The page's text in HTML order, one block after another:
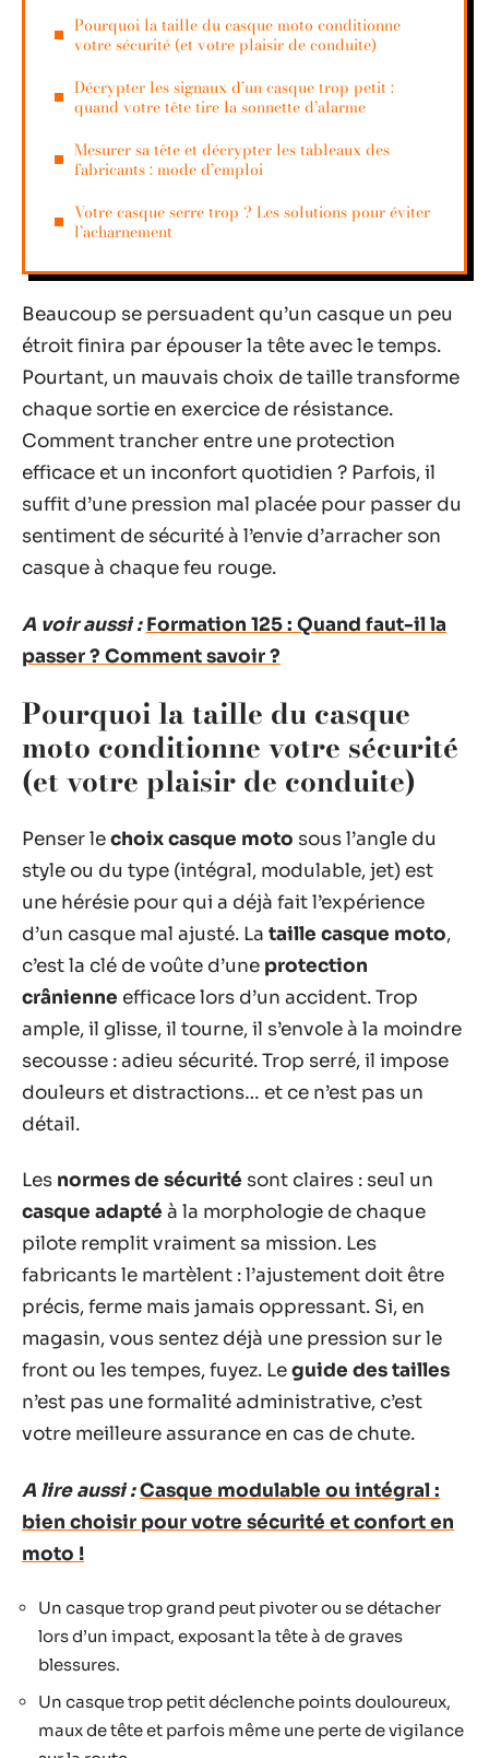
Pourquoi la taille du casque moto conditionne
votre sécurité (et votre plaisir de conduite)
Décrypter les signaux d’un casque trop petit :
quand votre tête tire la sonnette d’alarme
Mesurer sa tête et décrypter les tableaux des
fabricants : mode d’emploi
Votre casque serre trop ? Les solutions pour éviter
l’acharnement
Beaucoup se persuadent qu’un casque un peu
étroit finira par épouser la tête avec le temps.
Pourtant, un mauvais choix de taille transforme
chaque sortie en exercice de résistance.
Comment trancher entre une protection
efficace et un inconfort quotidien ? Parfois, il
suffit d’une pression mal placée pour passer du
sentiment de sécurité à l’envie d’arracher son
casque à chaque feu rouge.
A voir aussi : Formation 125 : Quand faut-il la
passer ? Comment savoir ?
Pourquoi la taille du casque
moto conditionne votre sécurité
(et votre plaisir de conduite)
Penser lechoix casque moto sous l’angle du
style ou du type (intégral, modulable, jet) est
une hérésie pour qui a déjà fait l’expérience
d’un casque mal ajusté. La taille casque moto,
c’est la clé de voûte d’une protection
crânienne efficace lors d’un accident. Trop
ample, il glisse, il tourne, il s’envole à la moindre
secousse : adieu sécurité. Trop serré, il impose
douleurs et distractions… et ce n’est pas un
détail.
Les normes de sécurité sont claires : seul un
casque adapté à la morphologie de chaque
pilote remplit vraiment sa mission. Les
fabricants le martèlent : l’ajustement doit être
précis, ferme mais jamais oppressant. Si, en
magasin, vous sentez déjà une pression sur le
front ou les tempes, fuyez. Leguide des tailles
n’est pas une formalité administrative, c’est
votre meilleure assurance en cas de chute.
A lire aussi :Casque modulable ou intégral :
bien choisir pour votre sécurité et confort en
moto !
Un casque trop grand peut pivoter ou se détacher
lors d’un impact, exposant la tête à de graves
blessures.
Un casque trop petit déclenche points douloureux,
maux de tête et parfois même une perte de vigilance